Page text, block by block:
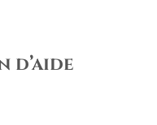
d’aide